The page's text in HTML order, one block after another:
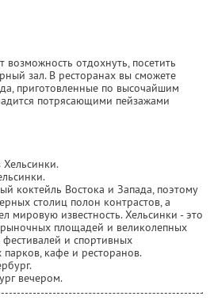
возможность отдохнуть, посетить
зал. В ресторанах вы сможете
приготовленные по высочайшим
потрясающими пейзажами
коктейль Востока и Запада, поэтому
столиц полон контрастов, а
мировую известность. Хельсинки - это
площадей и великолепных
и спортивных
кафе и ресторанов.
вечером.